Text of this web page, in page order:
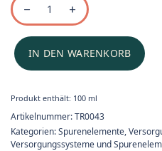
IN DEN WARENKORB
Produkt enthält: 100 ml
Artikelnummer:TR0043
Kategorien:Spurenelemente,
Versorgungssysteme und